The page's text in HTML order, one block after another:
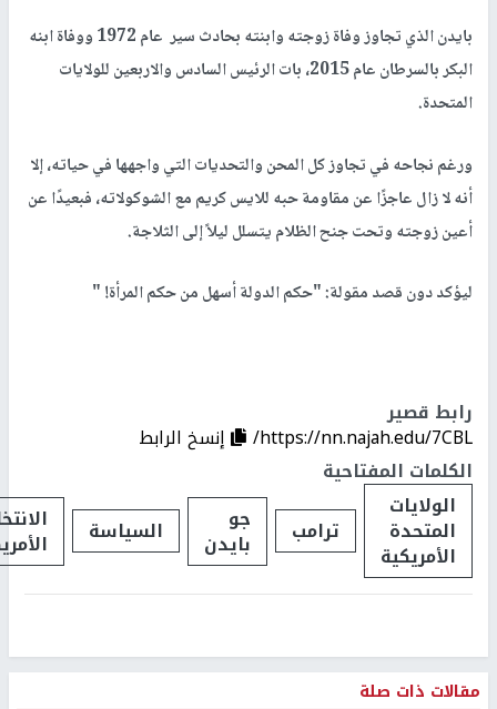
بايدن الذي تجاوز وفاة زوجته وابنته بحادث سير عام 1972 ووفاة ابنه
البكر بالسرطان عام 2015، بات الرئيس السادس والاربعين للولايات
المتحدة.
ورغم نجاحه في تجاوز كل المحن والتحديات التي واجهها في حياته، إلا
أنه لا زال عاجزًا عن مقاومة حبه للايس كريم مع الشوكولاته، فبعيدًا عن
أعين زوجته وتحت جنح الظلام يتسلل ليلاً إلى الثلاجة.
ليؤكد دون قصد مقولة: "حكم الدولة أسهل من حكم المرأة" !
رابط قصير
https://nn.najah.edu/7CBL/
إنسخ الرابط
الكلمات المفتاحية
الولايات
المتحدة
الأمريكية
ترامب جو
بايدن السياسة
مقالات ذات صلة